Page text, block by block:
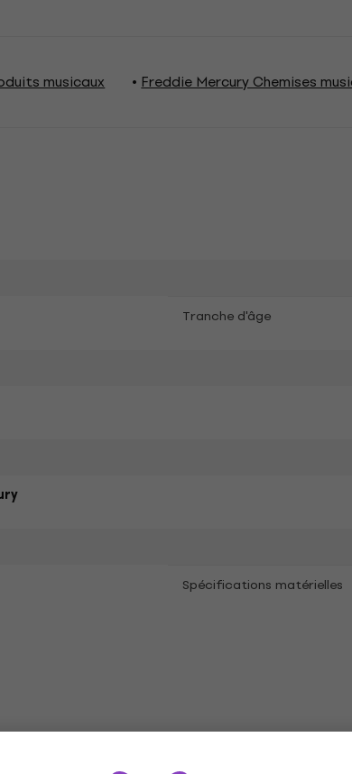
musicaux Freddie Mercury Chemises
Tranche d'âge
Spécifications matérielles